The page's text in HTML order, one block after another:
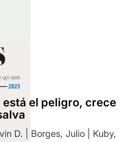
está el peligro, crece
D. | Borges, Julio | Kuby,